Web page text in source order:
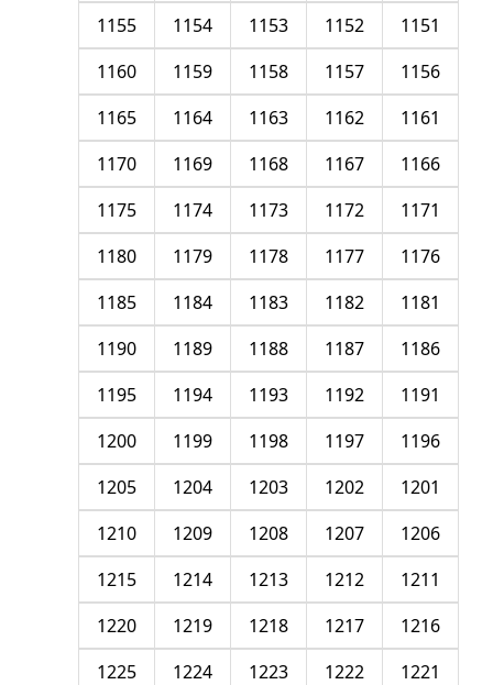
1151
1152
1153
1154
1155
1156
1157
1158
1159
1160
1161
1162
1163
1164
1165
1166
1167
1168
1169
1170
1171
1172
1173
1174
1175
1176
1177
1178
1179
1180
1181
1182
1183
1184
1185
1186
1187
1188
1189
1190
1191
1192
1193
1194
1195
1196
1197
1198
1199
1200
1201
1202
1203
1204
1205
1206
1207
1208
1209
1210
1211
1212
1213
1214
1215
1216
1217
1218
1219
1220
1221
1222
1223
1224
1225